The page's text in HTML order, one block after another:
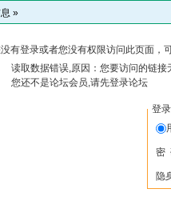
»
有登录或者您没有权限访问此页面，
读取数据错误,原因：您要访问的链
您还不是论坛会员,请先登录论坛
登录
密
隐